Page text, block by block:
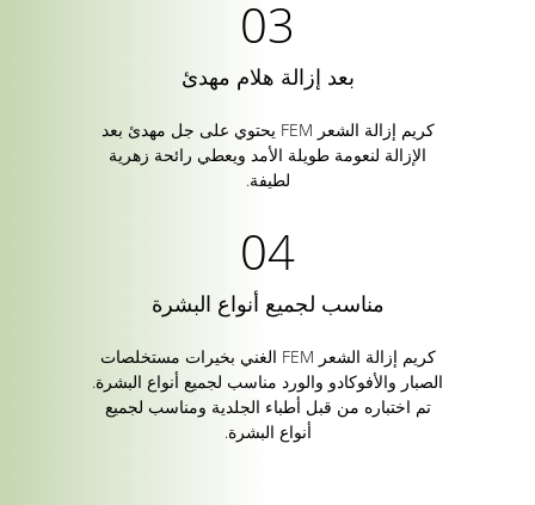
بعد إزالة هلام مهدئ
كريم إزالة الشعر FEM يحتوي على جل مهدئ بعد
الإزالة لنعومة طويلة الأمد ويعطي رائحة زهرية
لطيفة.
مناسب لجميع أنواع البشرة
كريم إزالة الشعر FEM الغني بخيرات مستخلصات
الصبار والأفوكادو والورد مناسب لجميع أنواع البشرة.
تم اختباره من قبل أطباء الجلدية ومناسب لجميع
أنواع البشرة.